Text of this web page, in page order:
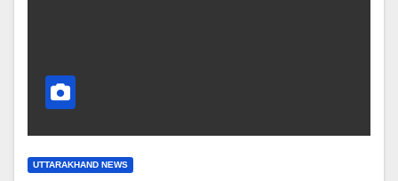
UTTARAKHAND NEWS